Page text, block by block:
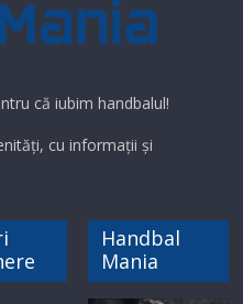
că iubim handbalul!
cu informații și
Handbal
Mania